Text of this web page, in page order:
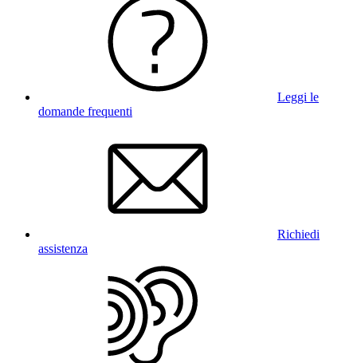
Leggi le
domande frequenti
Richiedi
assistenza